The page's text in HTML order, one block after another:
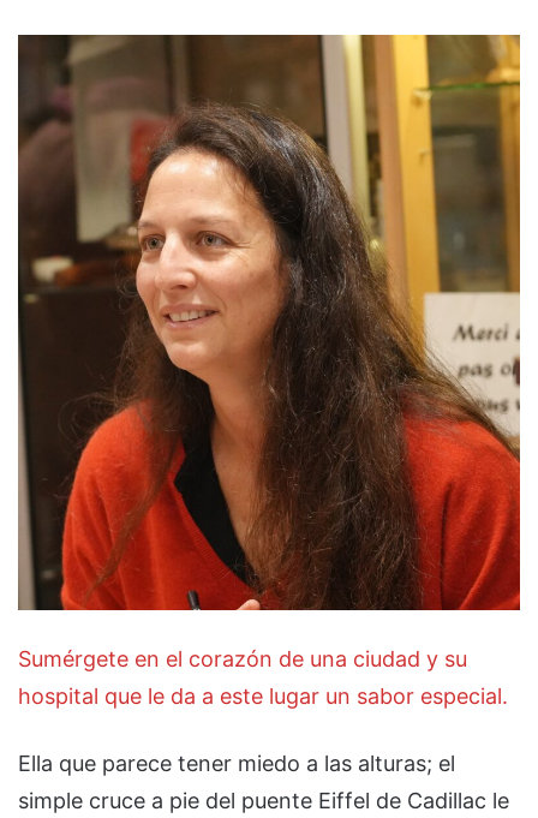
Sumérgete en el corazón de una ciudad y su
hospital que le da a este lugar un sabor especial.
Ella que parece tener miedo a las alturas; el
simple cruce a pie del puente Eiffel de Cadillac le